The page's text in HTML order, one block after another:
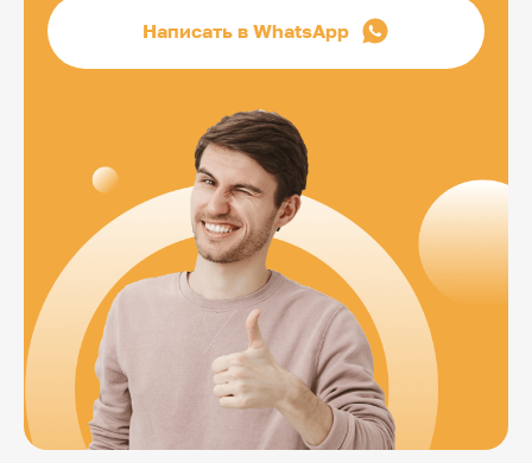
Написать в WhatsApp